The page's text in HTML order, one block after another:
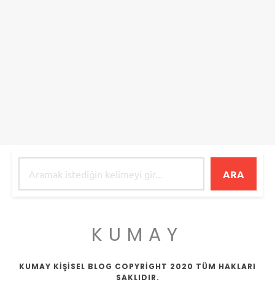
ARA
KUMAY
KUMAY KİŞİSEL BLOG COPYRİGHT 2020 TÜM HAKLARI
SAKLIDIR.